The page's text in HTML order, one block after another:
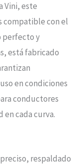
Vini, este
compatible con el
perfecto y
está fabricado
en condiciones
conductores
cada curva.
respaldado